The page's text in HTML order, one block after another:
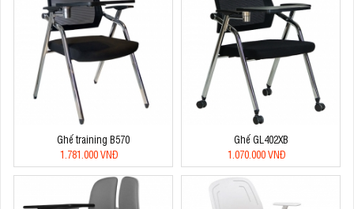
Ghế training B570
1.781.000 VNĐ
Ghế GL402XB
1.070.000 VNĐ